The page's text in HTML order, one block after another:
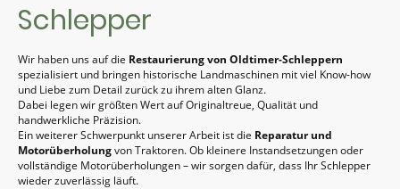
Schlepper
Wir haben uns auf die Restaurierung von Oldtimer-Schleppern
spezialisiert und bringen historische Landmaschinen mit viel Know-how
und Liebe zum Detail zurück zu ihrem alten Glanz.
Dabei legen wir größten Wert auf Originaltreue, Qualität und
handwerkliche Präzision.
Ein weiterer Schwerpunkt unserer Arbeit ist die Reparatur und
Motorüberholungvon Traktoren. Ob kleinere Instandsetzungen oder
vollständige Motorüberholungen – wir sorgen dafür, dass Ihr Schlepper
wieder zuverlässig läuft.